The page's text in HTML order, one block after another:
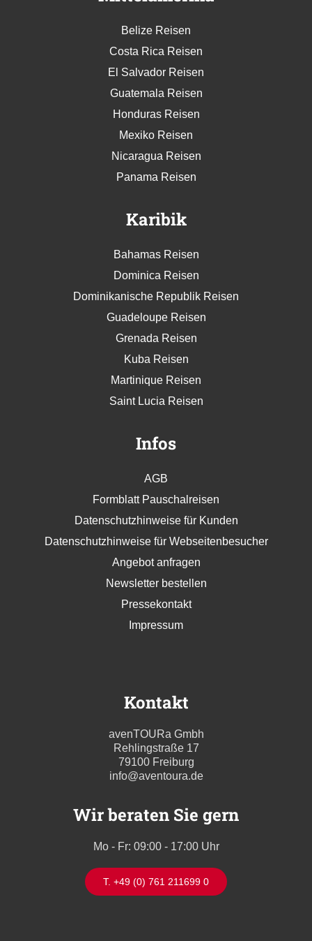
Belize Reisen
Costa Rica Reisen
El Salvador Reisen
Guatemala Reisen
Honduras Reisen
Mexiko Reisen
Nicaragua Reisen
Panama Reisen
Karibik
Bahamas Reisen
Dominica Reisen
Dominikanische Republik Reisen
Guadeloupe Reisen
Grenada Reisen
Kuba Reisen
Martinique Reisen
Saint Lucia Reisen
Infos
AGB
Formblatt Pauschalreisen
Datenschutzhinweise für Kunden
Datenschutzhinweise für Webseitenbesucher
Angebot anfragen
Newsletter bestellen
Pressekontakt
Impressum
Kontakt
avenTOURa Gmbh
Rehlingstraße 17
79100 Freiburg
info@aventoura.de
Wir beraten Sie gern
Mo - Fr: 09:00 - 17:00 Uhr
T. +49 (0) 761 211699 0